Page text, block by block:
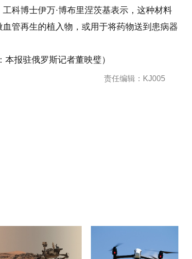
科博士伊万·博布里涅茨基表示，这种材料
管再生的植入物，或用于将药物送到患病器
本报驻俄罗斯记者董映璧）
责任编辑：KJ005